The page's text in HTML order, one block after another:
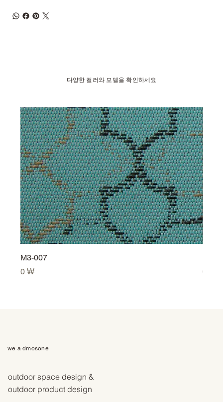
다양한 컬러와 모델을 확인하세요
M3-007
Prix
0 ₩
Prix
0 ₩
we a dmosone
outdoor space design &
outdoor product design